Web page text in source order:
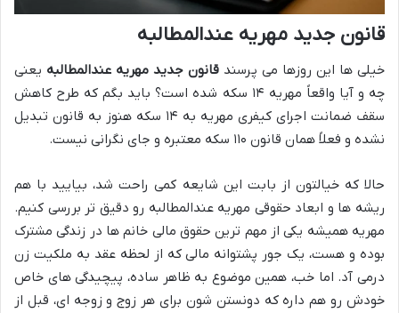
قانون جدید مهریه عندالمطالبه
خیلی ها این روزها می پرسند قانون جدید مهریه عندالمطالبه یعنی
چه و آیا واقعاً مهریه ۱۴ سکه شده است؟ باید بگم که طرح کاهش
سقف ضمانت اجرای کیفری مهریه به ۱۴ سکه هنوز به قانون تبدیل
نشده و فعلاً همان قانون ۱۱۰ سکه معتبره و جای نگرانی نیست.
حالا که خیالتون از بابت این شایعه کمی راحت شد، بیایید با هم
ریشه ها و ابعاد حقوقی مهریه عندالمطالبه رو دقیق تر بررسی کنیم.
مهریه همیشه یکی از مهم ترین حقوق مالی خانم ها در زندگی مشترک
بوده و هست، یک جور پشتوانه مالی که از لحظه عقد به ملکیت زن
درمی آد. اما خب، همین موضوع به ظاهر ساده، پیچیدگی های خاص
خودش رو هم داره که دونستن شون برای هر زوج و زوجه ای، قبل از